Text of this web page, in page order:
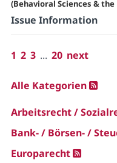
(Behavioral Sciences & the
Issue Information
1 2 3 ... 20 next
Alle Kategorien
Arbeitsrecht /
Bank- / Börsen- /
Europarecht